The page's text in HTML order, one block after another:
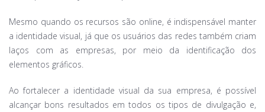
Mesmo quando os recursos são online, é indispensável manter
a identidade visual, já que os usuários das redes também criam
laços com as empresas, por meio da identificação dos
elementos gráficos.
Ao fortalecer a identidade visual da sua empresa, é possível
alcançar bons resultados em todos os tipos de divulgação e,